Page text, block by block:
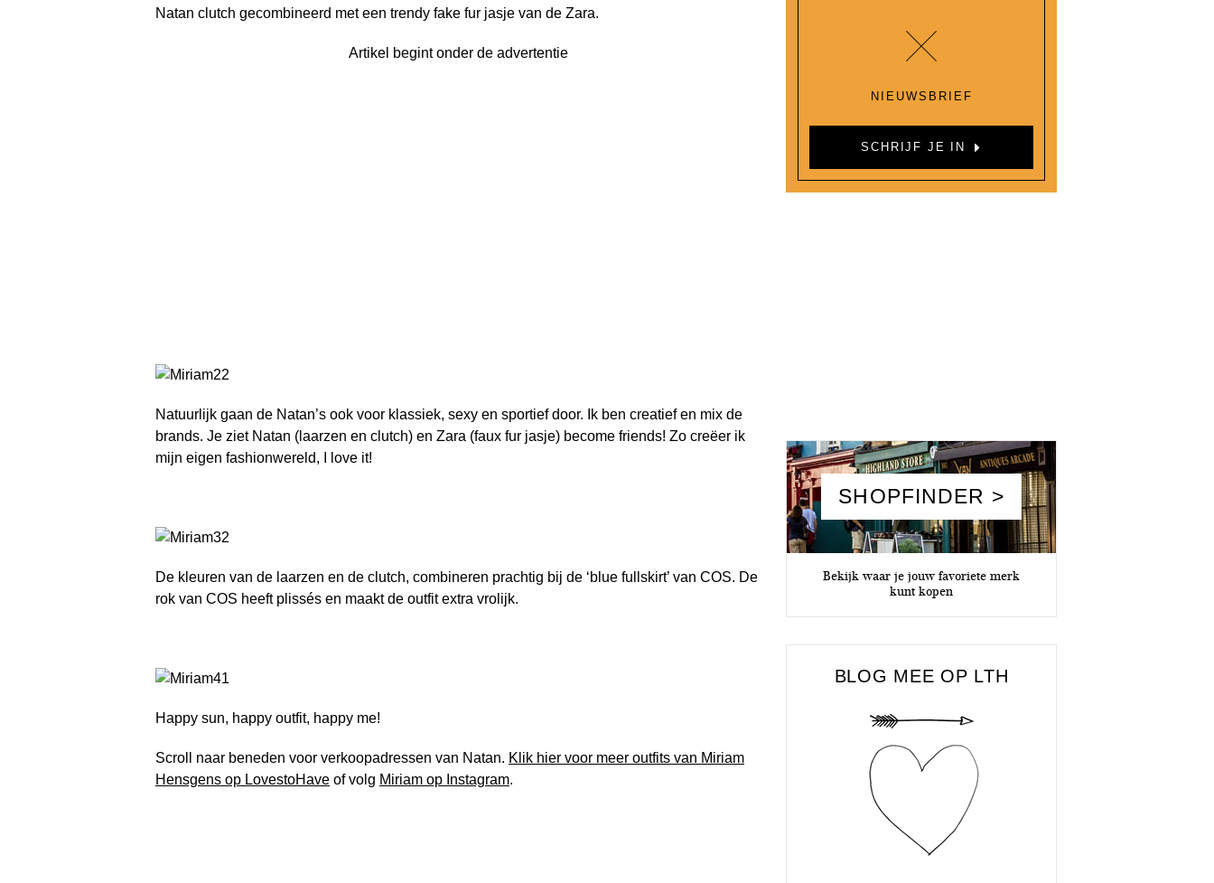
Natan clutch gecombineerd met een trendy fake fur jasje van de Zara.
Artikel begint onder de advertentie
Natuurlijk gaan de Natan’s ook voor klassiek, sexy en sportief door. Ik ben creatief en mix de
brands. Je ziet Natan (laarzen en clutch) en Zara (faux fur jasje) become friends! Zo creëer ik
mijn eigen fashionwereld, I love it!
De kleuren van de laarzen en de clutch, combineren prachtig bij de ‘blue fullskirt’ van COS. De
rok van COS heeft plissés en maakt de outfit extra vrolijk.
Happy sun, happy outfit, happy me!
Scroll naar beneden voor verkoopadressen van Natan. Klik hier voor meer outfits van Miriam
Hensgens op LovestoHave of volg Miriam op Instagram.
NIEUWSBRIEF
SCHRIJF JE IN
SHOPFINDER >
Bekijk waar je jouw favoriete merk
kunt kopen
BLOG MEE OP LTH